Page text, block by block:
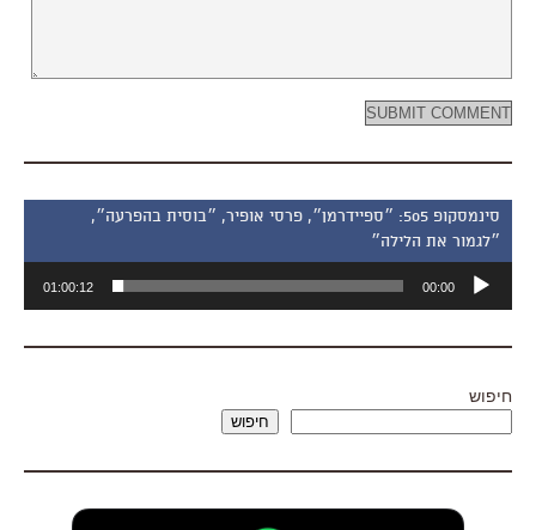
סינמסקופ 505: ״ספיידרמן״, פרסי אופיר, ״בוסית בהפרעה״,
״לגמור את הלילה״
אודיו
00:00
01:00:12
חיפוש
חיפוש